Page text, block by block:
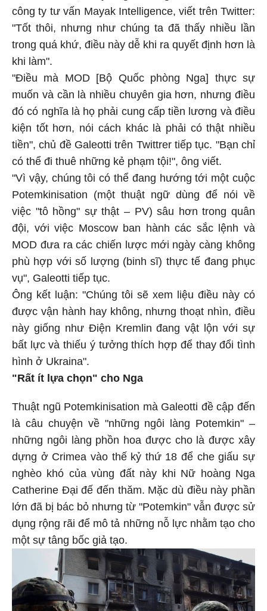
công ty tư vấn Mayak Intelligence, viết trên Twitter:
"Tốt thôi, nhưng như chúng ta đã thấy nhiều lần
trong quá khứ, điều này dễ khi ra quyết định hơn là
khi làm".
"Điều mà MOD [Bộ Quốc phòng Nga] thực sự
muốn và cần là nhiều chuyên gia hơn, nhưng điều
đó có nghĩa là họ phải cung cấp tiền lương và điều
kiện tốt hơn, nói cách khác là phải có thật nhiều
tiền", chủ đề Galeotti trên Twittrer tiếp tục. "Bạn chỉ
có thể đi thuê những kẻ phạm tội!", ông viết.
"Vì vậy, chúng tôi có thể đang hướng tới một cuộc
Potemkinisation (một thuật ngữ dùng để nói về
việc "tô hồng" sự thật – PV) sâu hơn trong quân
đội, với việc Moscow ban hành các sắc lệnh và
MOD đưa ra các chiến lược mới ngày càng không
phù hợp với số lượng (binh sĩ) thực tế đang phục
vụ", Galeotti tiếp tục.
Ông kết luận: "Chúng tôi sẽ xem liệu điều này có
được vận hành hay không, nhưng thoạt nhìn, điều
này giống như Điện Kremlin đang vật lộn với sự
bất lực và thiếu ý tưởng thích hợp để thay đổi tình
hình ở Ukraina".
"Rất ít lựa chọn" cho Nga
Thuật ngũ Potemkinisation mà Galeotti đề cập đến
là câu chuyện về "những ngôi làng Potemkin" –
những ngôi làng phồn hoa được cho là được xây
dựng ở Crimea vào thế kỷ thứ 18 để che giấu sự
nghèo khó của vùng đất này khi Nữ hoàng Nga
Catherine Đại đế đến thăm. Mặc dù điều này phần
lớn đã bị bác bỏ nhưng từ "Potemkin" vẫn được sử
dụng rộng rãi để mô tả những nỗ lực nhằm tạo cho
một sự tâng bốc giả tạo.